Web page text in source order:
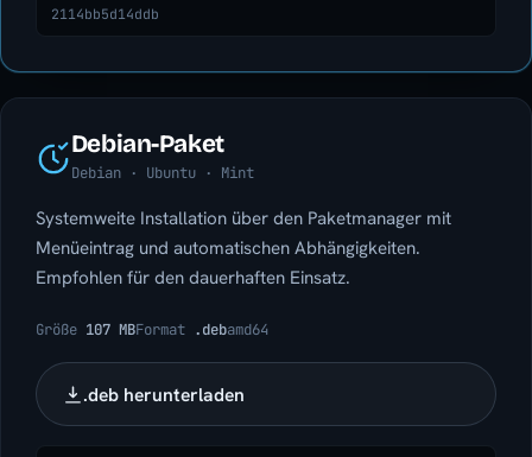
2114bb5d14ddb
Debian-Paket
Debian · Ubuntu · Mint
Systemweite Installation über den Paketmanager mit
Menüeintrag und automatischen Abhängigkeiten.
Empfohlen für den dauerhaften Einsatz.
Größe 107 MBFormat .debamd64
.deb herunterladen